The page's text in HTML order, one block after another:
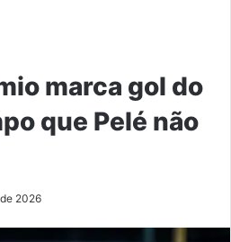
marca gol do
que Pelé não
2026